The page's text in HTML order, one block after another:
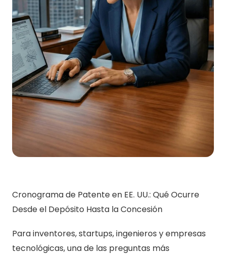
Cronograma de Patente en EE. UU.: Qué Ocurre
Desde el Depósito Hasta la Concesión
Para inventores, startups, ingenieros y empresas
tecnológicas, una de las preguntas más